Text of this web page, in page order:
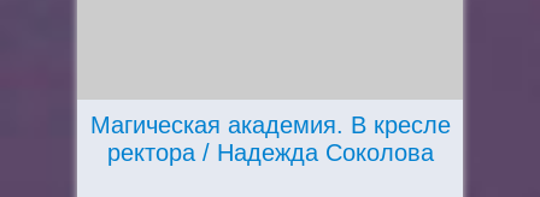
Магическая академия. В кресле
ректора / Надежда Соколова